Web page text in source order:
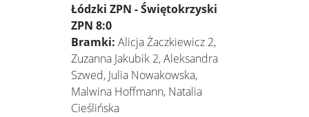
Łódzki ZPN - Świętokrzyski
ZPN 8:0
Bramki: Alicja Żaczkiewicz 2,
Zuzanna Jakubik 2, Aleksandra
Szwed, Julia Nowakowska,
Malwina Hoffmann, Natalia
Cieślińska